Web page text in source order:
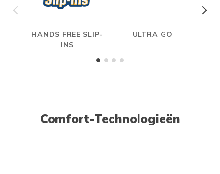
HANDS FREE SLIP-
INS
ULTRA GO
Comfort-Technologieën